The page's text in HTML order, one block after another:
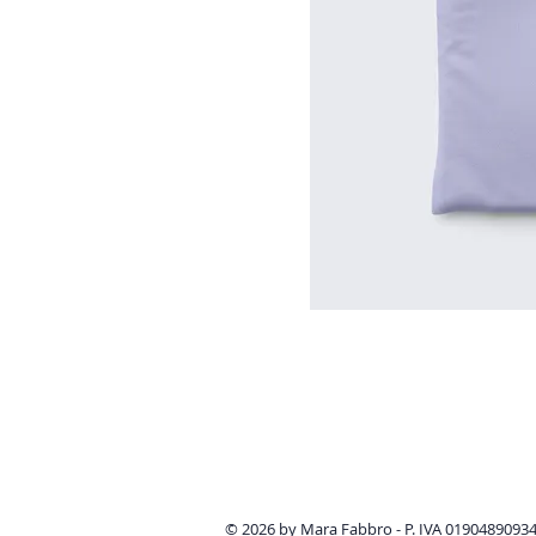
© 2026 by Mara Fabbro - P. IVA